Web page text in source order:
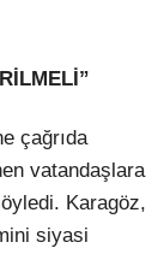
çağrıda
vatandaşlara
Karagöz,
siyasi